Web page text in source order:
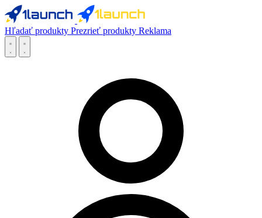
Hľadať produkty Prezrieť produkty Reklama